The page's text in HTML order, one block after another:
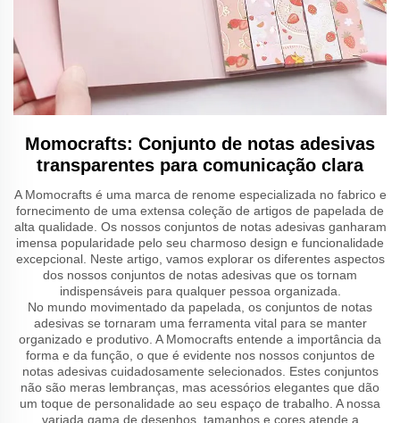
Momocrafts: Conjunto de notas adesivas
transparentes para comunicação clara
A Momocrafts é uma marca de renome especializada no fabrico e
fornecimento de uma extensa coleção de artigos de papelada de
alta qualidade. Os nossos conjuntos de notas adesivas ganharam
imensa popularidade pelo seu charmoso design e funcionalidade
excepcional. Neste artigo, vamos explorar os diferentes aspectos
dos nossos conjuntos de notas adesivas que os tornam
indispensáveis para qualquer pessoa organizada.
No mundo movimentado da papelada, os conjuntos de notas
adesivas se tornaram uma ferramenta vital para se manter
organizado e produtivo. A Momocrafts entende a importância da
forma e da função, o que é evidente nos nossos conjuntos de
notas adesivas cuidadosamente selecionados. Estes conjuntos
não são meras lembranças, mas acessórios elegantes que dão
um toque de personalidade ao seu espaço de trabalho. A nossa
variada gama de desenhos, tamanhos e cores atende a